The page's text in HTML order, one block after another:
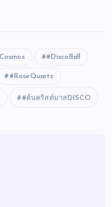
#DiscoBall
#RoseQuartz
#ต้นคริสต์มาสDISCO